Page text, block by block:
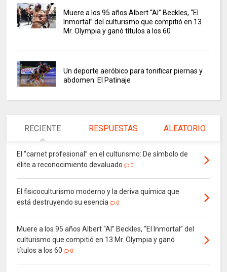
Muere a los 95 años Albert “Al” Beckles, “El
Inmortal” del culturismo que compitió en 13
Mr. Olympia y ganó títulos a los 60
Un deporte aeróbico para tonificar piernas y
abdomen: El Patinaje
RECIENTE RESPUESTAS ALEATORIO
El “carnet profesional” en el culturismo: De símbolo de
élite a reconocimiento devaluado
0
El fisicoculturismo moderno y la deriva química que
está destruyendo su esencia
0
Muere a los 95 años Albert “Al” Beckles, “El Inmortal” del
culturismo que compitió en 13 Mr. Olympia y ganó
títulos a los 60
0